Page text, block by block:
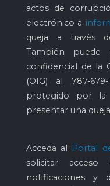
actos de
electrónico a
queja a través
También puede
confidencial de la
(OIG) al 787-
protegido por la
presentar una
Acceda al Portal
solicitar
notificaciones y